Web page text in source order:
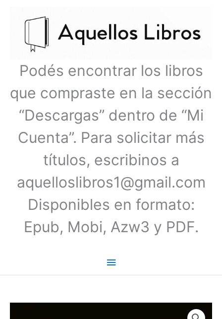
Podés encontrar los libros
que compraste en la sección
“Descargas” dentro de “Mi
Cuenta”. Para solicitar más
títulos, escribinos a
aquelloslibros1@gmail.com
Disponibles en formato:
Epub, Mobi, Azw3 y PDF.
principal